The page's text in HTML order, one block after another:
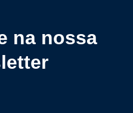
na nossa